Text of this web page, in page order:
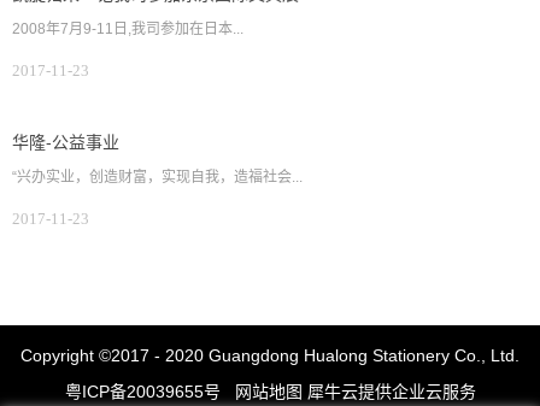
2008年7月9-11日,我司参加在日本...
2017-11-23
华隆-公益事业
“兴办实业，创造财富，实现自我，造福社会...
2017-11-23
Copyright ©2017 - 2020 Guangdong Hualong Stationery Co., Ltd.
粤ICP备20039655号
网站地图 犀牛云提供企业云服务